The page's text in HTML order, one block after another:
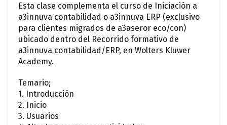
Esta clase complementa el curso de Iniciación a
a3innuva contabilidad o a3innuva ERP (exclusivo
para clientes migrados de a3aseror eco/con)
ubicado dentro del Recorrido formativo de
a3innuva contabilidad/ERP, en Wolters Kluwer
Academy.
Temario;
1. Introducción
2. Inicio
3. Usuarios